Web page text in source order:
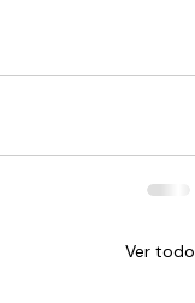
Ver todo